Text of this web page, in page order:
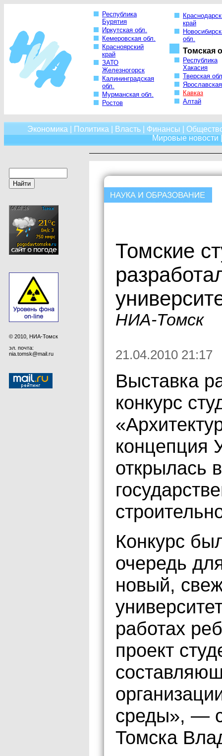
Республика
Бурятия
Иркутская обл.
Кемеровская обл.
Красноярский
край
ЗАТО
Железногорск
Калининградская
обл.
Мурманская обл.
Ростов
край
обл.
Томская
Республика
Хакасия
Тверская
Кавказ
Алтай
Экономика Политика Власть Финансы
Мировые новости
© 2010, НИА-Томск
эл. почта:
nia.tomsk@mail.ru
Томские
НИА-Томск
21.04.2010 21:17
Выставка
конкурс
концепция
открылась
Конкурс
очередь
новый,
работах
проект
среды», —
Томска